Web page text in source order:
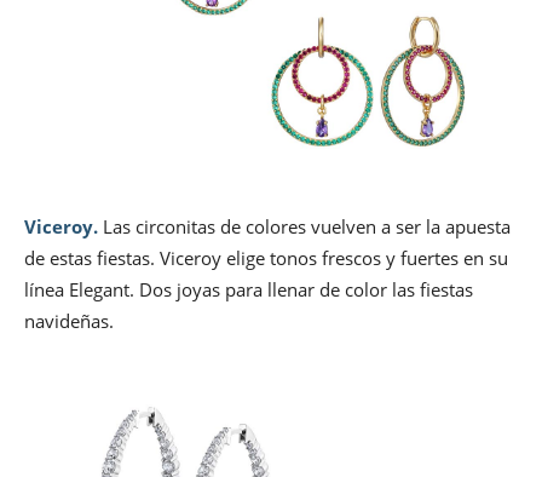
Viceroy. Las circonitas de colores vuelven a ser la apuesta
de estas fiestas. Viceroy elige tonos frescos y fuertes en su
línea Elegant. Dos joyas para llenar de color las fiestas
navideñas.